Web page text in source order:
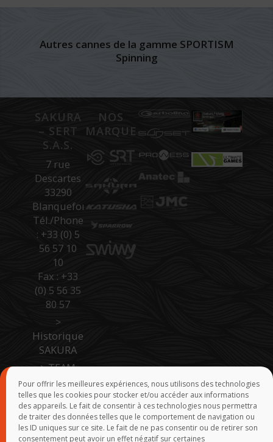
Pour offrir les meilleures expériences, nous utilisons des technologies
telles que les cookies pour stocker et/ou accéder aux informations
des appareils. Le fait de consentir à ces technologies nous permettra
de traiter des données telles que le comportement de navigation ou
les ID uniques sur ce site. Le fait de ne pas consentir ou de retirer son
consentement peut avoir un effet négatif sur certaines
Autres cannes de la gamme SPORTISM
Spinning
SAKURA
– SERT
S.A.S.
7 rue
Descartes
33290
Blanquefort
Tél./Phone
: +33 (0) 5
56 57 10
10
Fax : +33
(0) 5 56 35
80 57
>
Historique
SAKURA
>TEAM
SAKURA
>Accès
Pro Site B
to B
NOS
MARQUES